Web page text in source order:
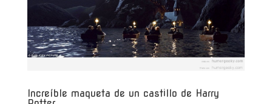
Increíble maqueta de un castillo de Harry